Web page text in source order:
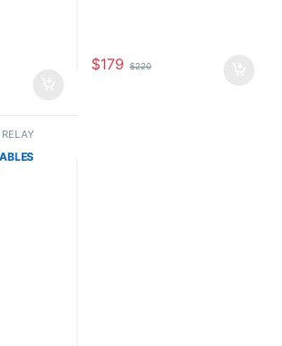
$179 $220